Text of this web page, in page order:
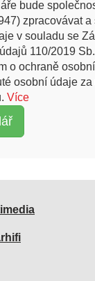
bude
zpracovávat a
v souladu se
110/2019
o ochraně
osobní údaje
Více